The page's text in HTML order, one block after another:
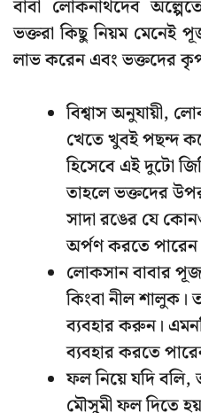
বাবা লোকনাথদেব
ভক্তরা কিছু নিয়ম মেনেই
লাভ করেন এবং ভক্তদের
বিশ্বাস অনুযায়ী,
খেতে খুবই পছন্দ
হিসেবে এই দুটো
তাহলে ভক্তদের
সাদা রঙের যে
অর্পণ করতে
লোকসান বাবার
কিংবা নীল
ব্যবহার করুন।
ব্যবহার করতে
ফল নিয়ে যদি
মৌসুমী ফল দিতে